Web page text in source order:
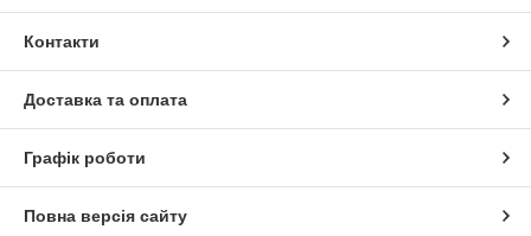
Контакти
Доставка та оплата
Графік роботи
Повна версія сайту